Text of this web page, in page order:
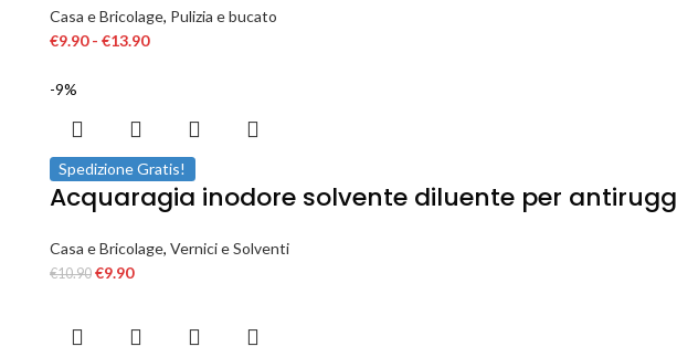
Casa e Bricolage, Pulizia e bucato
€9.90 - €13.90
-9%
Spedizione Gratis!
Acquaragia inodore solvente diluente per
Casa e Bricolage, Vernici e Solventi
€10.90 €9.90